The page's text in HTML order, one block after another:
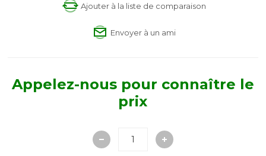
Ajouter à la liste de comparaison
Envoyer à un ami
Appelez-nous pour connaître le
prix